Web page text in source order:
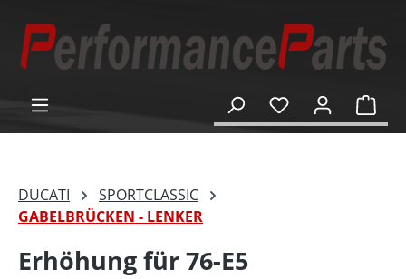
springen
DUCATI
SPORTCLASSIC
GABELBRÜCKEN - LENKER
Erhöhung für 76-E5